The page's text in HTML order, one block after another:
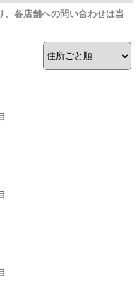
各店舗への問い合わせは当